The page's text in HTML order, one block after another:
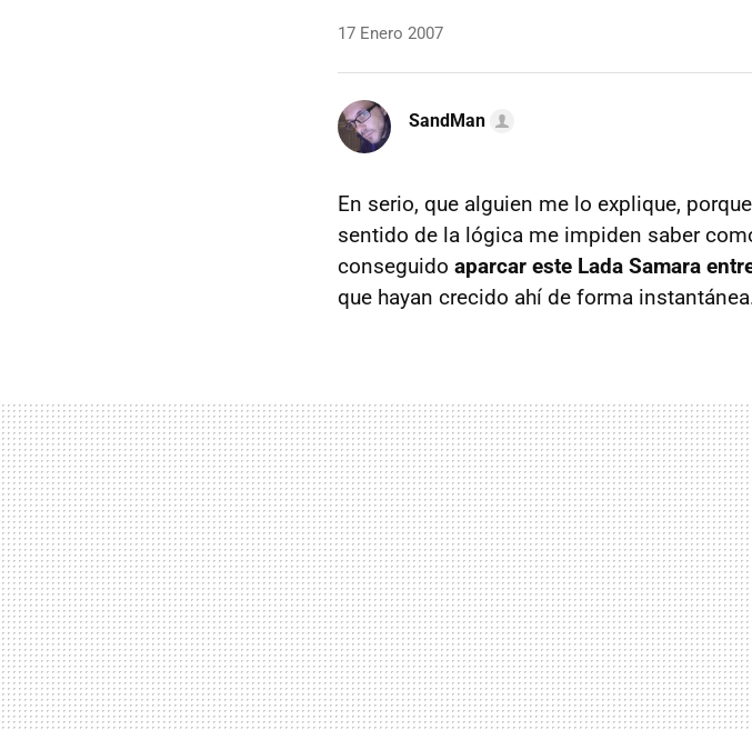
17 Enero 2007
SandMan
En serio, que alguien me lo explique,
sentido de la lógica me impiden saber
conseguido aparcar este Lada Samara
que hayan crecido ahí de forma